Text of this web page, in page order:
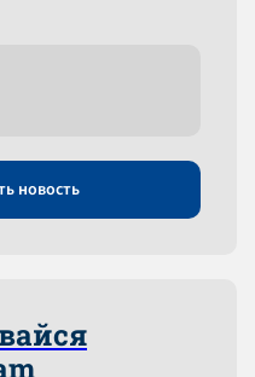
новость